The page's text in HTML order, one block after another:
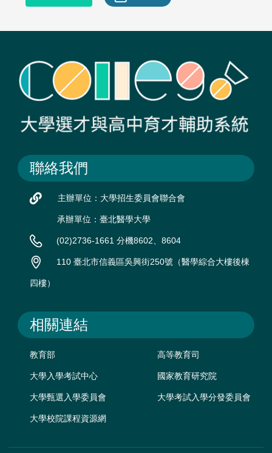
聯絡我們
主辦單位：大學招生委員會聯合會
承辦單位：臺北醫學大學
(02)2736-1661 分機8602、8604
110 臺北市信義區吳興街250號（醫學綜合大樓後棟
四樓）
相關連結
教育部 高等教育司
大學入學考試中心 國家教育研究院
大學甄選入學委員會 大學考試入學分發委員會
大學校院課程資源網